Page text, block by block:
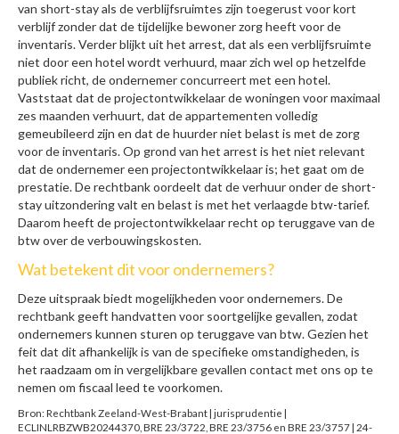
van short-stay als de verblijfsruimtes zijn toegerust voor kort
verblijf zonder dat de tijdelijke bewoner zorg heeft voor de
inventaris. Verder blijkt uit het arrest, dat als een verblijfsruimte
niet door een hotel wordt verhuurd, maar zich wel op hetzelfde
publiek richt, de ondernemer concurreert met een hotel.
Vaststaat dat de projectontwikkelaar de woningen voor maximaal
zes maanden verhuurt, dat de appartementen volledig
gemeubileerd zijn en dat de huurder niet belast is met de zorg
voor de inventaris. Op grond van het arrest is het niet relevant
dat de ondernemer een projectontwikkelaar is; het gaat om de
prestatie. De rechtbank oordeelt dat de verhuur onder de short-
stay uitzondering valt en belast is met het verlaagde btw-tarief.
Daarom heeft de projectontwikkelaar recht op teruggave van de
btw over de verbouwingskosten.
Wat betekent dit voor ondernemers?
Deze uitspraak biedt mogelijkheden voor ondernemers. De
rechtbank geeft handvatten voor soortgelijke gevallen, zodat
ondernemers kunnen sturen op teruggave van btw. Gezien het
feit dat dit afhankelijk is van de specifieke omstandigheden, is
het raadzaam om in vergelijkbare gevallen contact met ons op te
nemen om fiscaal leed te voorkomen.
Bron: Rechtbank Zeeland-West-Brabant | jurisprudentie |
ECLINLRBZWB20244370, BRE 23/3722, BRE 23/3756 en BRE 23/3757 | 24-